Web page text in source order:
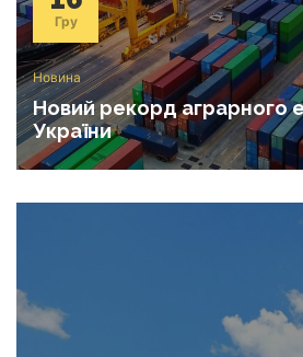
Гру
Новина
Новий рекорд аграрного
України